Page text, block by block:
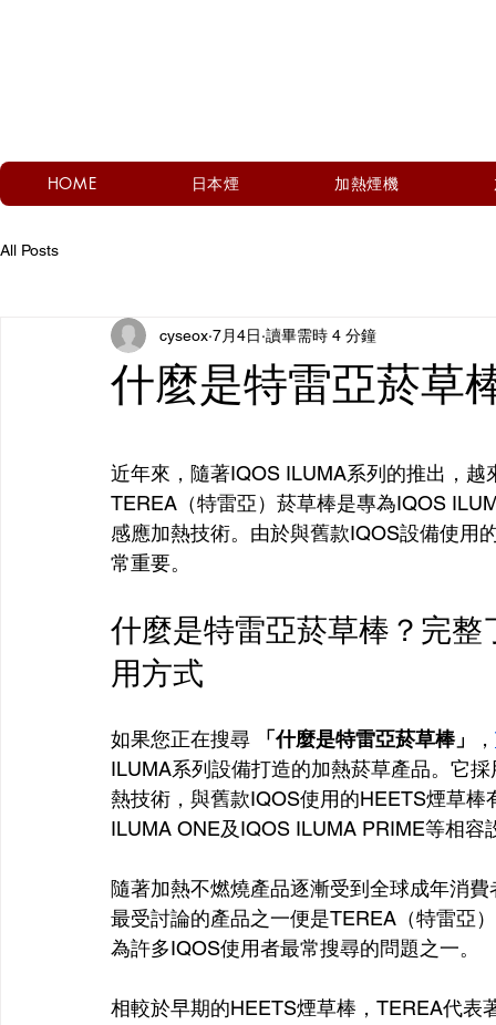
HOME 日本煙 加熱煙機
All Posts
什麼是特雷亞菸草
cyseox 7月4日 讀畢需時 4 分鐘
近年來，隨著IQOS ILUMA系列的推出，
TEREA（特雷亞）菸草棒是專為IQOS
感應加熱技術。由於與舊款IQOS設備使用
常重要。
什麼是特雷亞菸草棒？完
用方式
如果您正在搜尋 「什麼是特雷亞菸草棒」 ，
ILUMA系列設備打造的加熱菸草產品。它
熱技術，與舊款IQOS使用的HEETS煙草
ILUMA ONE及IQOS ILUMA PRIME等相容
隨著加熱不燃燒產品逐漸受到全球成年消
最受討論的產品之一便是TEREA（特雷亞
為許多IQOS使用者最常搜尋的問題之一。
相較於早期的HEETS煙草棒，TEREA代表